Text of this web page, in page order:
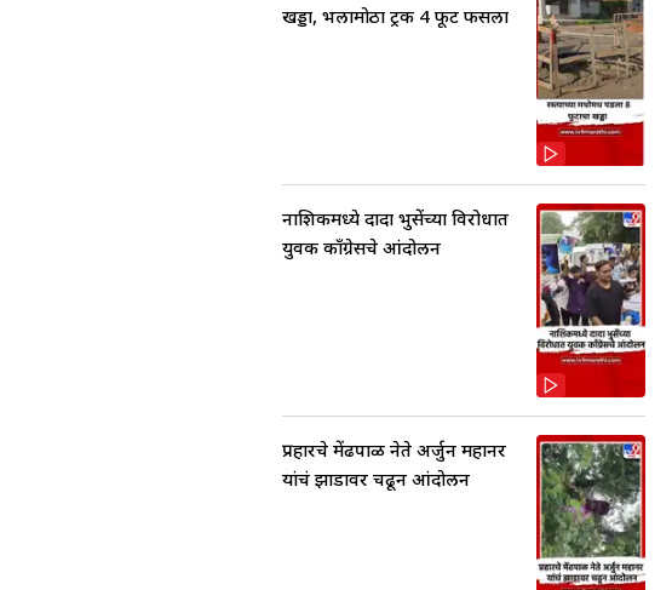
खड्डा, भलामोठा ट्रक 4 फूट फसला
नाशिकमध्ये दादा भुसेंच्या विरोधात
युवक काँग्रेसचे आंदोलन
प्रहारचे मेंढपाळ नेते अर्जुन महानर
यांचं झाडावर चढून आंदोलन